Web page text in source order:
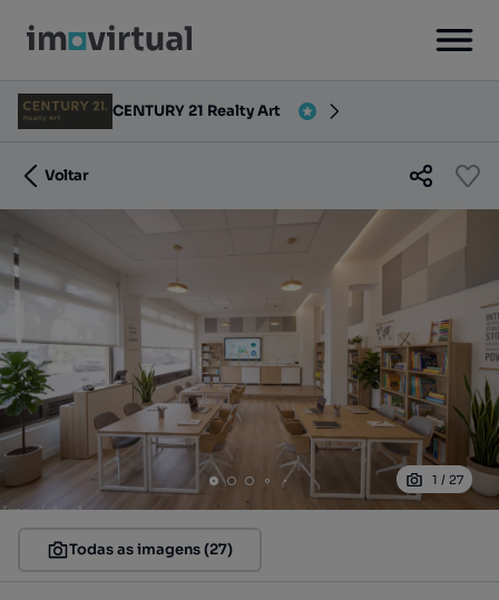
CENTURY 21 Realty Art
Voltar
1 / 27
Todas as imagens (27)